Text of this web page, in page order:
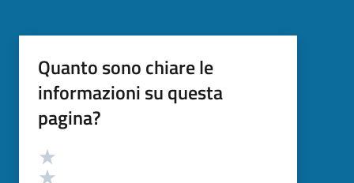
Quanto sono chiare le
informazioni su questa
pagina?
Valutazione